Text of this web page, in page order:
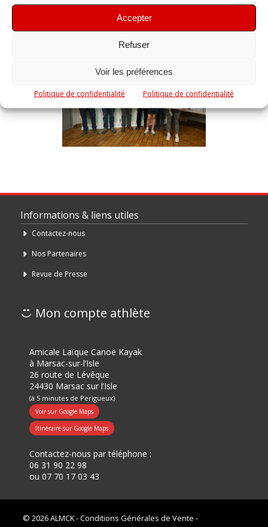
Accepter
Refuser
Voir les préférences
Politique de confidentialité Politique de confidentialité
Informations & liens utiles
Contactez-nous
Nos Partenaires
Revue de Presse
Mon compte athlète
Amicale Laïque Canoë Kayak
à Marsac-sur-l’Isle
26 route de Lévêque
24430 Marsac sur l’Isle
(à 5 minutes de Perigueux)
Voir sur Google Maps
Itinéraire sur Google Maps
Contactez-nous par téléphone :
06 31 90 22 98
ou 07 70 17 03 43
© 2026 ALMCK -Conditions Générales de Vente -